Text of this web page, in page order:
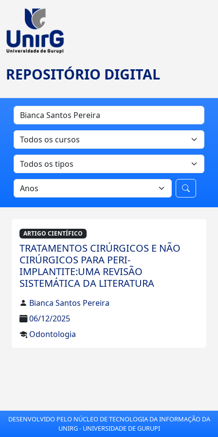
REPOSITÓRIO DIGITAL
ARTIGO CIENTÍFICO
TRATAMENTOS CIRÚRGICOS E NÃO
CIRÚRGICOS PARA PERI-
IMPLANTITE:UMA REVISÃO
SISTEMÁTICA DA LITERATURA
Bianca Santos Pereira
06/12/2025
Odontologia
DESENVOLVIDO PELO NÚCLEO DE TECNOLOGIA DA INFORMAÇÃO DA
UNIRG - UNIVERSIDADE DE GURUPI